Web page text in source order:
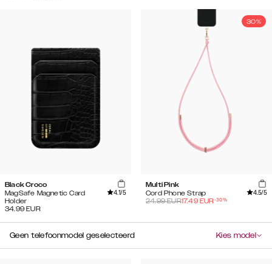
Black Croco
MagSafe Magnetic Card
Holder
4.1/5
34.99 EUR
30%
Multi Pink
Cord Phone Strap
4.5/5
24.99EUR17.49 EUR-30%
Geen telefoonmodel geselecteerd Kies model